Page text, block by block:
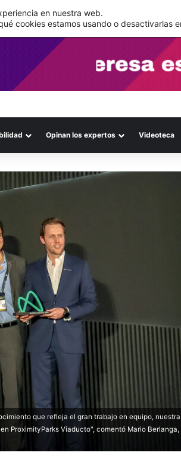
Opinan los expertos Videoteca
que refleja el gran trabajo en equipo, nuestra
ProximityParks Viaducto", comentó Mario Berlanga,
en nuestra web.
cookies estamos usando o desactivarlas